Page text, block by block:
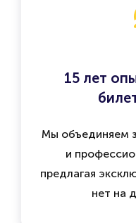
15 лет
Мы объединяем
и
предлагая
нет на